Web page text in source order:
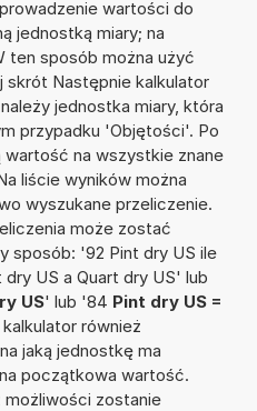
wartości do
jednostką miary; na
ten sposób można użyć
skrót Następnie kalkulator
jednostka miary, która
przypadku 'Objętości'. Po
na wszystkie znane
liście wyników można
wyszukane przeliczenie.
może zostać
sposób: '92 Pint dry US ile
US a Quart dry US' lub
US' lub '84 Pint dry US =
również
jaką jednostkę ma
początkowa wartość.
zostanie